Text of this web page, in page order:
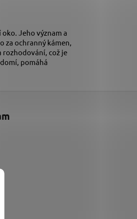
Jeho význam a
za ochranný kámen,
rozhodování, což je
pomáhá